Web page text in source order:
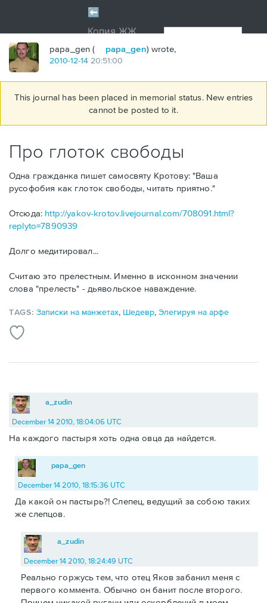
papa_gen ( papa_gen) wrote,
2010-12-14 20:51:00
This journal has been placed in memorial status. New entries
cannot be posted to it.
Про глоток свободы
Одна гражданка пишет самосвяту Кротову: "Ваша
русофобия как глоток свободы, читать приятно."
Отсюда: http://yakov-krotov.livejournal.com/708091.html?
replyto=7890939
Долго медитировал...
Считаю это прелестным. Именно в исконном значении
слова "прелесть" - дьявольское наваждение.
TAGS:Записки на манжетах, Шедевр,Элегируя на арфе
a_zudin
December 14 2010, 18:04:06 UTC
На каждого пастыря хоть одна овца да найдется.
papa_gen
December 14 2010, 18:15:36 UTC
Да какой он пастырь?! Слепец, ведущий за собою таких
же слепцов.
a_zudin
December 14 2010, 18:24:49 UTC
Реально горжусь тем, что отец Яков забанил меня с
первого коммента. Обычно он банит после второго.